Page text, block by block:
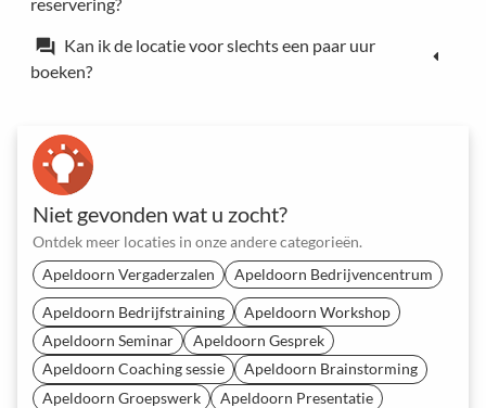
forum Kan ik de locatie voor slechts een paar uur
boeken?
Niet gevonden wat u zocht?
Ontdek meer locaties in onze andere categorieën.
Apeldoorn Vergaderzalen
Apeldoorn Bedrijvencentrum
Apeldoorn Bedrijfstraining
Apeldoorn Workshop
Apeldoorn Seminar
Apeldoorn Gesprek
Apeldoorn Coaching sessie
Apeldoorn Brainstorming
Apeldoorn Groepswerk
Apeldoorn Presentatie